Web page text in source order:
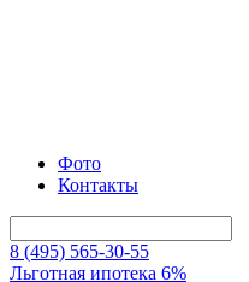
Фото
Контакты
8 (495) 565-30-55
Льготная ипотека 6%